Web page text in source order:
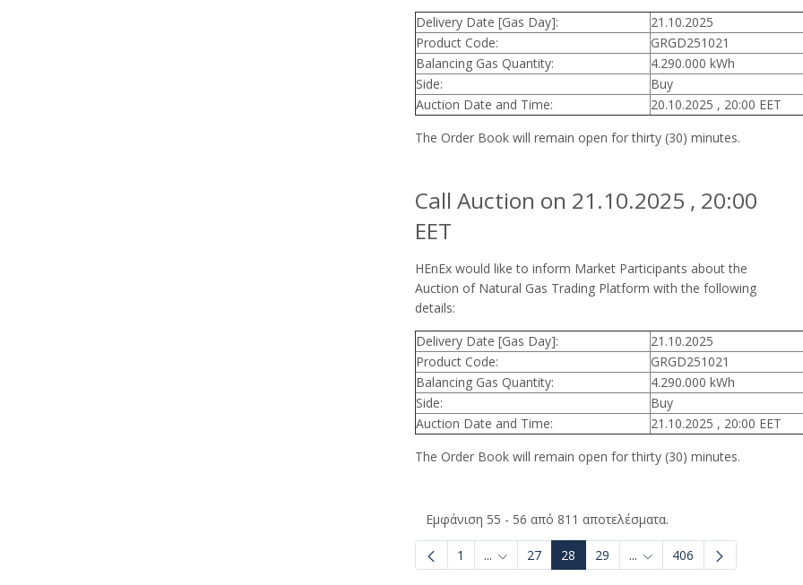
Delivery Date [Gas Day]:
21.10.2025
Product Code:
GRGD251021
Balancing Gas Quantity:
4.290.000 kWh
Side:
Buy
Auction Date and Time:
20.10.2025 , 20:00 EET
The Order Book will remain open for thirty (30) minutes.
Call Auction on 21.10.2025 , 20:00
EET
HEnEx would like to inform Market Participants about the
Auction of Natural Gas Trading Platform with the following
details:
Delivery Date [Gas Day]:
21.10.2025
Product Code:
GRGD251021
Balancing Gas Quantity:
4.290.000 kWh
Side:
Buy
Auction Date and Time:
21.10.2025 , 20:00 EET
The Order Book will remain open for thirty (30) minutes.
Εμφάνιση 55 - 56 από 811 αποτελέσματα.
1 ... Ενδιάμεσες σελίδες Use TAB to navigate.
27 28 29 ... Ενδιάμεσες σελίδες Use
406